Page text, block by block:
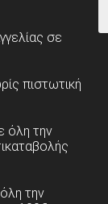
σε
πιστωτική
όλη την
την